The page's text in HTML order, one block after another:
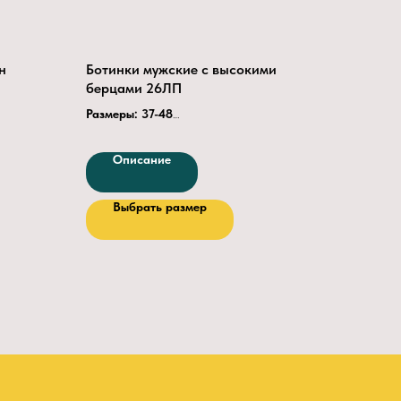
Ботинки мужские с высокими
берцами 26ЛП
Размеры: 37-48
Мягкий кант и клапан:
винилуретанискожа или хромовый спилок.
Подкладка: текстиль.
Подносок:термопластичный или
металлический (200Дж)
Описание
Выбрать размер